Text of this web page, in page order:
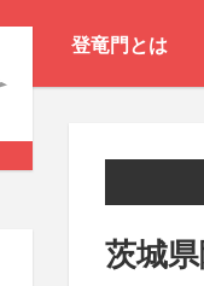
登竜門とは
茨城